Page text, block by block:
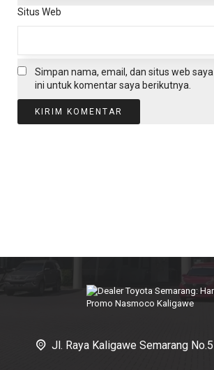
Situs Web
Simpan nama, email, dan situs web
ini untuk komentar saya berikutnya.
Jl. Raya Kaligawe Semarang